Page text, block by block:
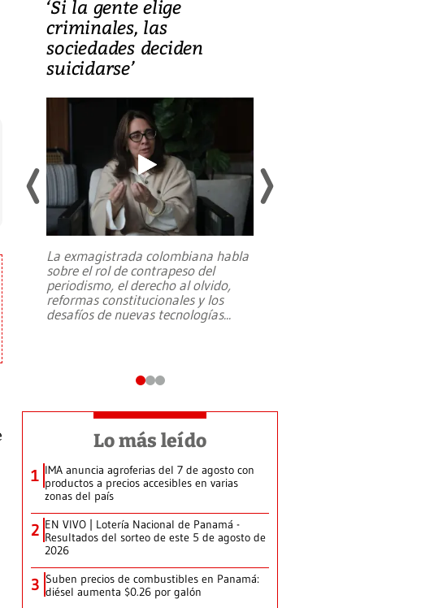
‘Si la gente elige
criminales, las
sociedades deciden
suicidarse’
La exmagistrada colombiana habla
sobre el rol de contrapeso del
periodismo, el derecho al olvido,
reformas constitucionales y los
desafíos de nuevas tecnologías...
Lo más leído
1 IMA anuncia agroferias del 7 de agosto con
productos a precios accesibles en varias
zonas del país
2 EN VIVO | Lotería Nacional de Panamá -
Resultados del sorteo de este 5 de agosto de
2026
3 Suben precios de combustibles en Panamá:
diésel aumenta $0.26 por galón